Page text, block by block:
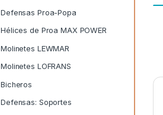
Defensas Proa-Popa
Hélices de Proa MAX POWER
Molinetes LEWMAR
Molinetes LOFRANS
Bicheros
Defensas: Soportes